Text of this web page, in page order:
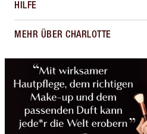
HILFE
MEHR ÜBER CHARLOTTE